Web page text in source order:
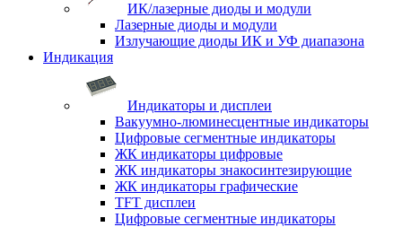
ИК/лазерные диоды и модули
Лазерные диоды и модули
Излучающие диоды ИК и УФ диапазона
Индикация
Индикаторы и дисплеи
Вакуумно-люминесцентные индикаторы
Цифровые сегментные индикаторы
ЖК индикаторы цифровые
ЖК индикаторы знакосинтезирующие
ЖК индикаторы графические
TFT дисплеи
Цифровые сегментные индикаторы